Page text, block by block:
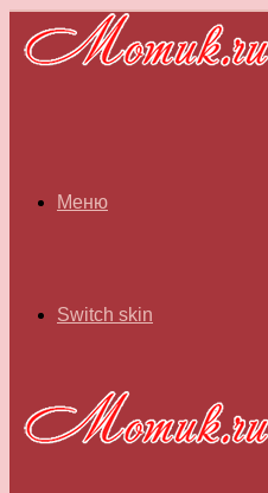
Меню
Switch skin